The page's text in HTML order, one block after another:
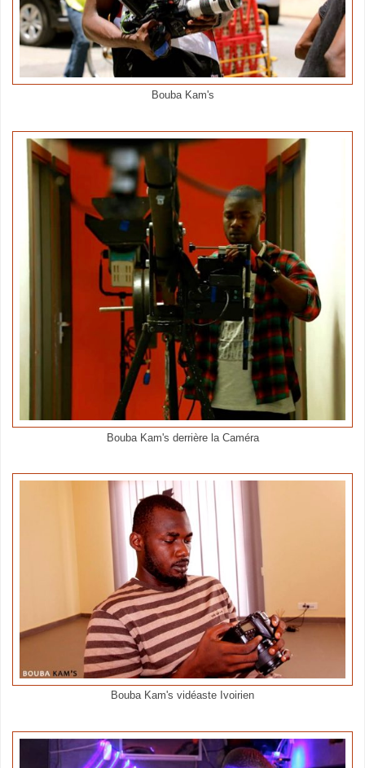
Bouba Kam's
Bouba Kam's derrière la Caméra
Bouba Kam's vidéaste Ivoirien